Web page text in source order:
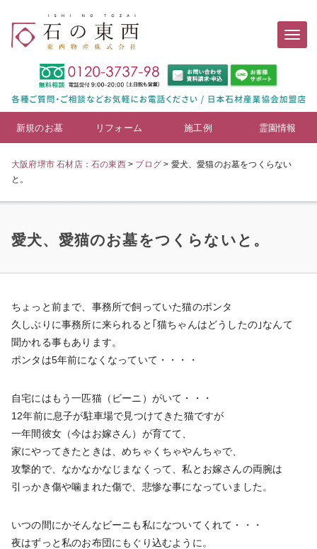
新規のお墓 リフォーム 施工例 霊園情報
大阪府堺市 石材店：石の東西> ブログ > 愛犬、愛猫のお墓をつくらない
と。
愛犬、愛猫のお墓をつくらないと。
ちょっと前まで、事務所で飼っていた猫のポンタ
久しぶりに事務所に来られると｢猫ちゃんはどうしたの｣なんて
聞かれる事もあります。
ポンタは5年前になくなっていて・・・・
自宅にはもう一匹猫（ビーニ）がいて・・・
12年前に息子が駐車場で見つけてきた猫ですが
一年間彼女（今はお嫁さん）が育てて、
家にやってきたときは、めちゃくちゃやんちゃで、
攻撃的で、なかなかなじまなくって、私とお嫁さんの両腕は
引っかき傷や噛まれた傷で、悲惨な事になっていました。
いつの間にかそんなビーニも私になついてくれて・・・
夜はずっと私のお布団にもぐり込むように。